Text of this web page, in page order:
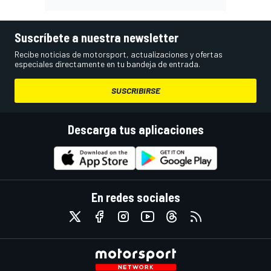
Suscríbete a nuestra newsletter
Recibe noticias de motorsport, actualizaciones y ofertas
especiales directamente en tu bandeja de entrada.
SUSCRIBIRSE
Descarga tus aplicaciones
En redes sociales